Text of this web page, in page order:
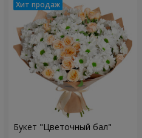
Букет "Цветочный бал"